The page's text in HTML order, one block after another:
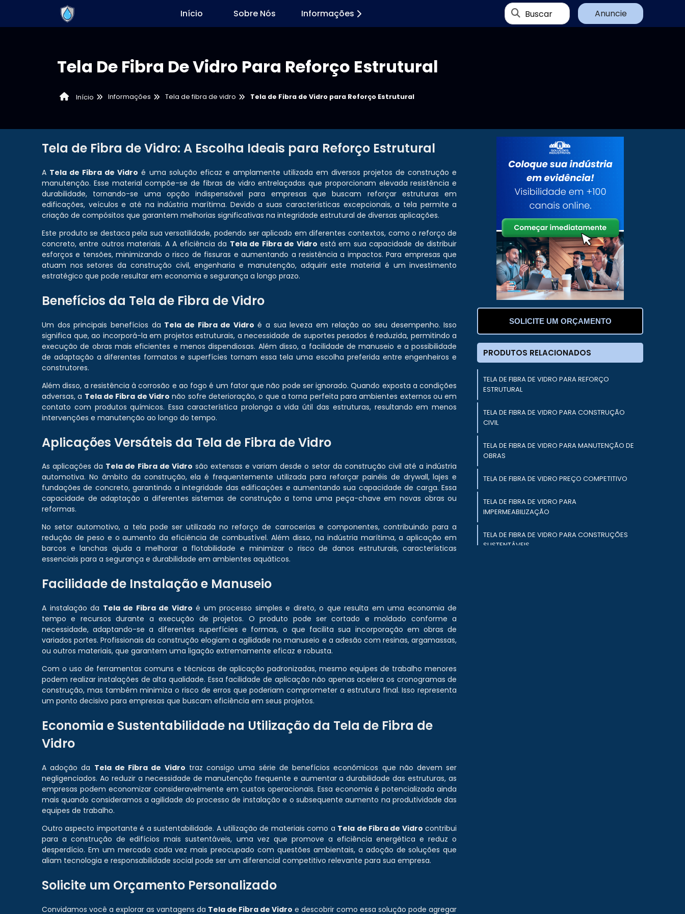
Início Sobre Nós Informações Buscar Anuncie
Tela De Fibra De Vidro Para Reforço Estrutural
Início Informações Tela de fibra de vidro Tela de Fibra de Vidro para Reforço Estrutural
Tela de Fibra de Vidro: A Escolha Ideais para Reforço Estrutural
A Tela de Fibra de Vidro é uma solução eficaz e amplamente utilizada em diversos projetos de construção e
manutenção. Esse material compõe-se de fibras de vidro entrelaçadas que proporcionam elevada resistência e
durabilidade, tornando-se uma opção indispensável para empresas que buscam reforçar estruturas em
edificações, veículos e até na indústria marítima. Devido a suas características excepcionais, a tela permite a
criação de compósitos que garantem melhorias significativas na integridade estrutural de diversas aplicações.
Este produto se destaca pela sua versatilidade, podendo ser aplicado em diferentes contextos, como o reforço de
concreto, entre outros materiais. A A eficiência da Tela de Fibra de Vidro está em sua capacidade de distribuir
esforços e tensões, minimizando o risco de fissuras e aumentando a resistência a impactos. Para empresas que
atuam nos setores da construção civil, engenharia e manutenção, adquirir este material é um investimento
estratégico que pode resultar em economia e segurança a longo prazo.
Benefícios da Tela de Fibra de Vidro
Um dos principais benefícios da Tela de Fibra de Vidro é a sua leveza em relação ao seu desempenho. Isso
significa que, ao incorporá-la em projetos estruturais, a necessidade de suportes pesados é reduzida, permitindo a
execução de obras mais eficientes e menos dispendiosas. Além disso, a facilidade de manuseio e a possibilidade
de adaptação a diferentes formatos e superfícies tornam essa tela uma escolha preferida entre engenheiros e
construtores.
Além disso, a resistência à corrosão e ao fogo é um fator que não pode ser ignorado. Quando exposta a condições
adversas, a Tela de Fibra de Vidro não sofre deterioração, o que a torna perfeita para ambientes externos ou em
contato com produtos químicos. Essa característica prolonga a vida útil das estruturas, resultando em menos
intervenções e manutenção ao longo do tempo.
Aplicações Versáteis da Tela de Fibra de Vidro
As aplicações da Tela de Fibra de Vidro são extensas e variam desde o setor da construção civil até a indústria
automotiva. No âmbito da construção, ela é frequentemente utilizada para reforçar painéis de drywall, lajes e
fundações de concreto, garantindo a integridade das edificações e aumentando sua capacidade de carga. Essa
capacidade de adaptação a diferentes sistemas de construção a torna uma peça-chave em novas obras ou
reformas.
No setor automotivo, a tela pode ser utilizada no reforço de carrocerias e componentes, contribuindo para a
redução de peso e o aumento da eficiência de combustível. Além disso, na indústria marítima, a aplicação em
barcos e lanchas ajuda a melhorar a flotabilidade e minimizar o risco de danos estruturais, características
essenciais para a segurança e durabilidade em ambientes aquáticos.
Facilidade de Instalação e Manuseio
A instalação da Tela de Fibra de Vidro é um processo simples e direto, o que resulta em uma economia de
tempo e recursos durante a execução de projetos. O produto pode ser cortado e moldado conforme a
necessidade, adaptando-se a diferentes superfícies e formas, o que facilita sua incorporação em obras de
variados portes. Profissionais da construção elogiam a agilidade no manuseio e a adesão com resinas, argamassas,
ou outros materiais, que garantem uma ligação extremamente eficaz e robusta.
Com o uso de ferramentas comuns e técnicas de aplicação padronizadas, mesmo equipes de trabalho menores
podem realizar instalações de alta qualidade. Essa facilidade de aplicação não apenas acelera os cronogramas de
construção, mas também minimiza o risco de erros que poderiam comprometer a estrutura final. Isso representa
um ponto decisivo para empresas que buscam eficiência em seus projetos.
Economia e Sustentabilidade na Utilização da Tela de Fibra de
Vidro
A adoção da Tela de Fibra de Vidro traz consigo uma série de benefícios econômicos que não devem ser
negligenciados. Ao reduzir a necessidade de manutenção frequente e aumentar a durabilidade das estruturas, as
empresas podem economizar consideravelmente em custos operacionais. Essa economia é potencializada ainda
mais quando consideramos a agilidade do processo de instalação e o subsequente aumento na produtividade das
equipes de trabalho.
Outro aspecto importante é a sustentabilidade. A utilização de materiais como a Tela de Fibra de Vidro contribui
para a construção de edifícios mais sustentáveis, uma vez que promove a eficiência energética e reduz o
desperdício. Em um mercado cada vez mais preocupado com questões ambientais, a adoção de soluções que
aliam tecnologia e responsabilidade social pode ser um diferencial competitivo relevante para sua empresa.
Solicite um Orçamento Personalizado
Convidamos você a explorar as vantagens da Tela de Fibra de Vidro e descobrir como essa solução pode agregar
SOLICITE UM ORÇAMENTO
PRODUTOS RELACIONADOS
TELA DE FIBRA DE VIDRO PARA REFORÇO
ESTRUTURAL
TELA DE FIBRA DE VIDRO PARA CONSTRUÇÃO
CIVIL
TELA DE FIBRA DE VIDRO PARA MANUTENÇÃO DE
OBRAS
TELA DE FIBRA DE VIDRO PREÇO COMPETITIVO
TELA DE FIBRA DE VIDRO PARA
IMPERMEABILIZAÇÃO
TELA DE FIBRA DE VIDRO PARA CONSTRUÇÕES
SUSTENTÁVEIS